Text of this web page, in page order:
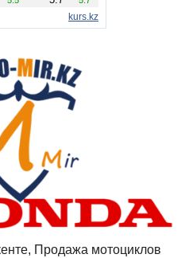
Продажа мотоциклов